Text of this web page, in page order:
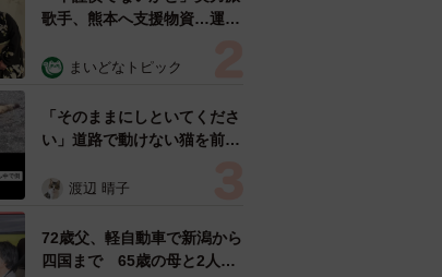
歌手、熊本へ支援物資…運搬
めらい 「痛いほど伝わる」
まいどなトピック
「そのままにしといてくださ
い」道路で動けない猫を前に
ようとした4日間 「命の重
表の訴え
渡辺 晴子
72歳父、軽自動車で新潟から
四国まで 65歳の母と2人で